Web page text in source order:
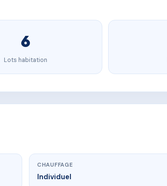
6
Lots habitation
CHAUFFAGE
Individuel